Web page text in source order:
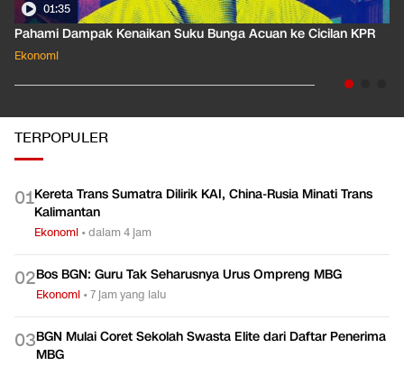
01:35
Pahami Dampak Kenaikan Suku Bunga Acuan ke Cicilan KPR
Ekonomi
TERPOPULER
01Kereta Trans Sumatra Dilirik KAI, China-Rusia Minati Trans
Kalimantan
Ekonomi •dalam 4 jam
02Bos BGN: Guru Tak Seharusnya Urus Ompreng MBG
Ekonomi •7 jam yang lalu
03BGN Mulai Coret Sekolah Swasta Elite dari Daftar Penerima
MBG